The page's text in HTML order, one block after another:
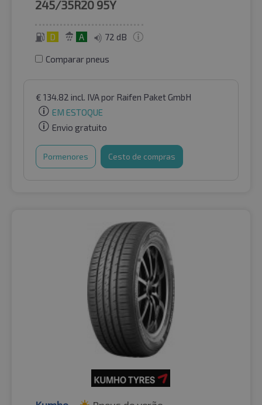
245/35R20 95Y
D A 72 dB
Comparar pneus
€ 134.82 incl. IVApor Raifen Paket GmbH
EM ESTOQUE
Envio gratuito
Pormenores Cesto de compras